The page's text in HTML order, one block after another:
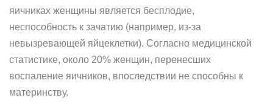
яичниках женщины является бесплодие,
неспособность к зачатию (например, из-за
невызревающей яйцеклетки). Согласно медицинской
статистике, около 20% женщин, перенесших
воспаление яичников, впоследствии не способны к
материнству.